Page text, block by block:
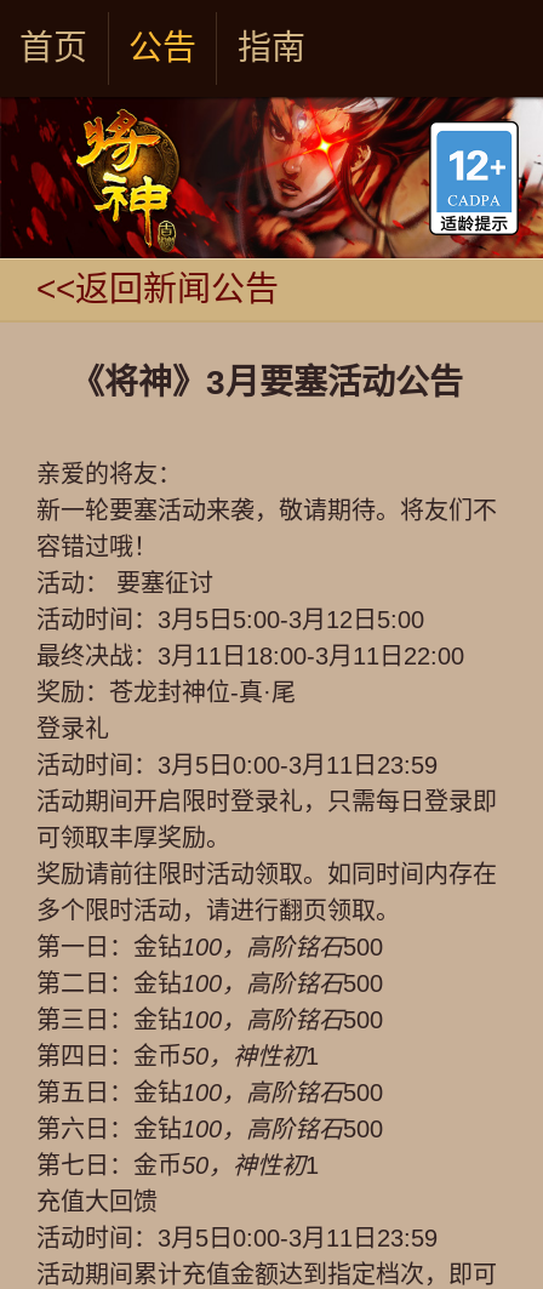
首页 公告 指南
<<返回新闻公告
《将神》3月要塞活动公告
亲爱的将友：
新一轮要塞活动来袭，敬请期待。将友们不
容错过哦！
活动： 要塞征讨
活动时间：3月5日5:00-3月12日5:00
最终决战：3月11日18:00-3月11日22:00
奖励：苍龙封神位-真·尾
登录礼
活动时间：3月5日0:00-3月11日23:59
活动期间开启限时登录礼，只需每日登录即
可领取丰厚奖励。
奖励请前往限时活动领取。如同时间内存在
多个限时活动，请进行翻页领取。
第一日：金钻100，高阶铭石500
第二日：金钻100，高阶铭石500
第三日：金钻100，高阶铭石500
第四日：金币50，神性初1
第五日：金钻100，高阶铭石500
第六日：金钻100，高阶铭石500
第七日：金币50，神性初1
充值大回馈
活动时间：3月5日0:00-3月11日23:59
活动期间累计充值金额达到指定档次，即可